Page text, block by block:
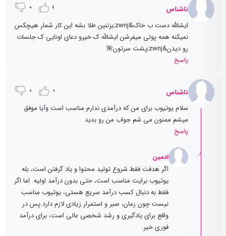
ناشناس 1
0
ایشالله دست ب خاک&zwnj;بزننین طلا بشه این کار شمار هیچکس
نمیکنه همه پولی میفرشن ایشالله ک خیرو دعای اونایی ک جلسات
رو دیدن&zwnj;پشت سرتون🌺
پاسخ
ناشناس 0
0
سلام یوتیوب برای من که درآمدی ندارم مناسب است وآیا موفق
میشم ممنون می شم جواب من رو بدید
پاسخ
ادمین
اگر هدفت فقط شروع تولید محتوا و یاد گرفتن است، بله
یوتیوب برایت مناسب است، حتی بدون درآمد اولیه. اما اگر
فقط به دنبال کسب درآمد سریع هستی، یوتیوب مناسب
نیست چون زمان، صبر و استمرار زیادی لازم دارد.پس در
واقع برای یادگیری و رشد شخصی عالی است، برای درآمد
فوری خیر.